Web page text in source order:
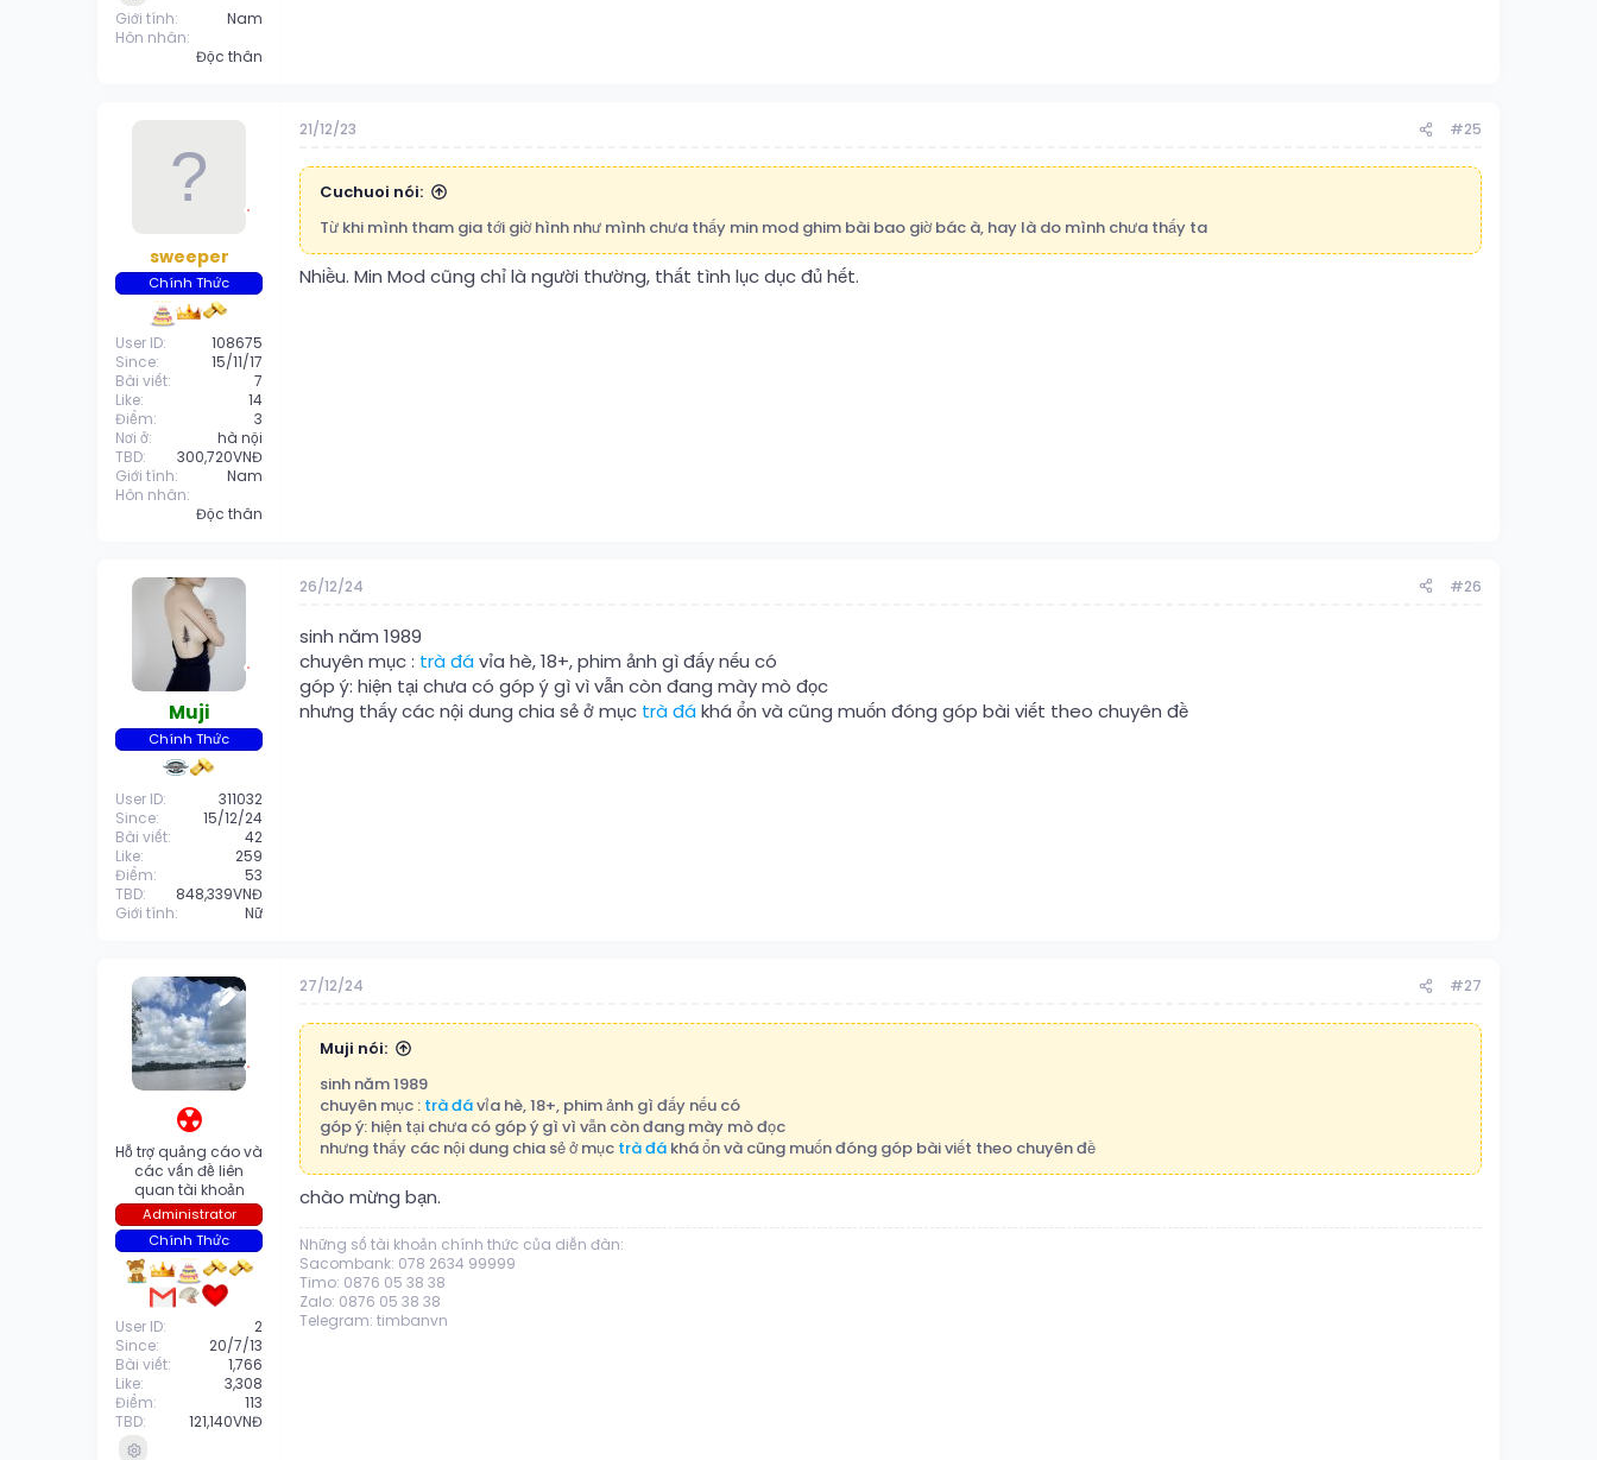
Giới tính
Nam
Hôn nhân
Độc thân
sweeper
Chính Thức
User ID
108675
Since
15/11/17
Bài viết
7
Like
14
Điểm
3
Nơi ở
hà nội
TBD
300,720VNĐ
Giới tính
Nam
Hôn nhân
Độc thân
21/12/23 #25
Cuchuoi nói:
Từ khi mình tham gia tới giờ hình như mình chưa thấy min mod ghim bài bao giờ bác à, hay là do mình chưa thấy ta
Nhiều. Min Mod cũng chỉ là người thường, thất tình lục dục đủ hết.
Muji
Chính Thức
User ID
311032
Since
15/12/24
Bài viết
42
Like
259
Điểm
53
TBD
848,339VNĐ
Giới tính
Nữ
26/12/24 #26
sinh năm 1989
chuyên mục : trà đávỉa hè, 18+, phim ảnh gì đấy nếu có
góp ý: hiện tại chưa có góp ý gì vì vẫn còn đang mày mò đọc
nhưng thấy các nội dung chia sẻ ở mục trà đákhá ổn và cũng muốn đóng góp bài viết theo chuyên đề
☢️
Hỗ trợ quảng cáo và
các vấn đề liên
quan tài khoản
Administrator
Chính Thức
User ID
2
Since
20/7/13
Bài viết
1,766
Like
3,308
Điểm
113
TBD
121,140VNĐ
27/12/24 #27
Muji nói:
sinh năm 1989
chuyên mục : trà đávỉa hè, 18+, phim ảnh gì đấy nếu có
góp ý: hiện tại chưa có góp ý gì vì vẫn còn đang mày mò đọc
nhưng thấy các nội dung chia sẻ ở mục trà đá khá ổn và cũng muốn đóng góp bài viết theo chuyên đề
chào mừng bạn.
Những số tài khoản chính thức của diễn đàn:
Sacombank: 078 2634 99999
Timo: 0876 05 38 38
Zalo: 0876 05 38 38
Telegram: timbanvn